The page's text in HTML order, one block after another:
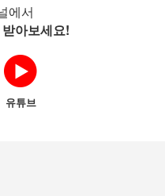
에서
아보세요!
유튜브